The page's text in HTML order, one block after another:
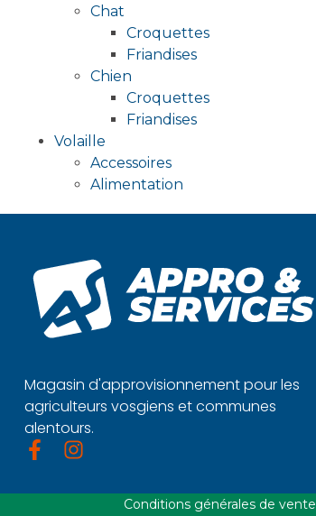
Chat
Croquettes
Friandises
Chien
Croquettes
Friandises
Volaille
Accessoires
Alimentation
Magasin d'approvisionnement pour les
agriculteurs vosgiens et communes
alentours.
Conditions générales de vente